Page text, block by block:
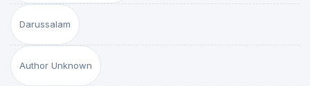
Darussalam
Author Unknown